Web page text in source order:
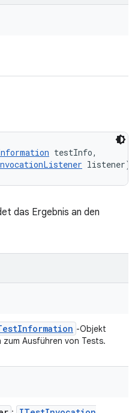
testInfo,
listener)
das Ergebnis an den
Information -Objekt
Ausführen von Tests.